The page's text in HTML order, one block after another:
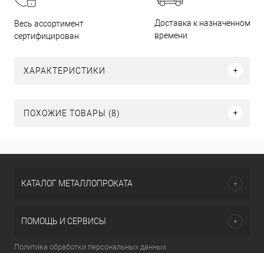
Весь ассортимент
сертифицирован
Доставка к назначенному
времени
ХАРАКТЕРИСТИКИ
ПОХОЖИЕ ТОВАРЫ (8)
КАТАЛОГ МЕТАЛЛОПРОКАТА
ПОМОЩЬ И СЕРВИСЫ
Политика обработки персональных данных